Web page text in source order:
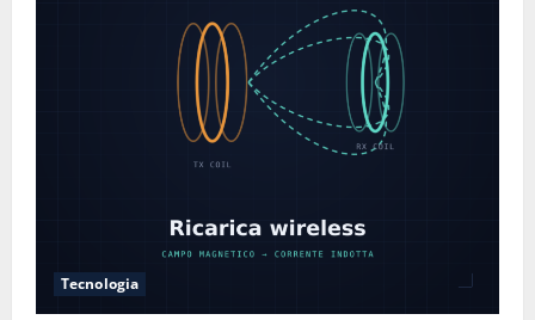
Tecnologia